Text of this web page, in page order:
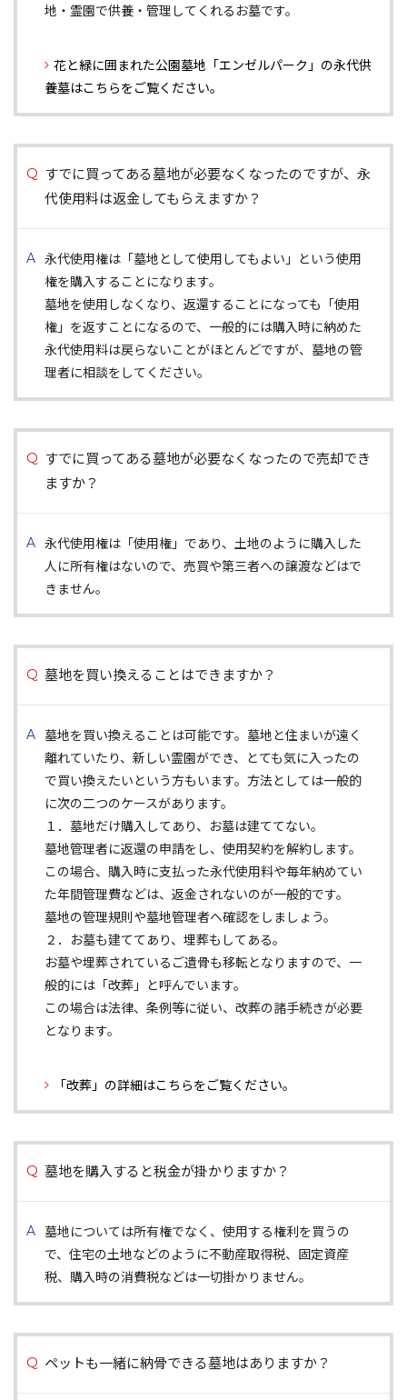
地・霊園で供養・管理してくれるお墓です。
花と緑に囲まれた公園墓地「エンゼルパーク」の永代供
養墓はこちらをご覧ください。
すでに買ってある墓地が必要なくなったのですが、永
代使用料は返金してもらえますか？
永代使用権は「墓地として使用してもよい」という使用
権を購入することになります。
墓地を使用しなくなり、返還することになっても「使用
権」を返すことになるので、一般的には購入時に納めた
永代使用料は戻らないことがほとんどですが、墓地の管
理者に相談をしてください。
すでに買ってある墓地が必要なくなったので売却でき
ますか？
永代使用権は「使用権」であり、土地のように購入した
人に所有権はないので、売買や第三者への譲渡などはで
きません。
墓地を買い換えることはできますか？
墓地を買い換えることは可能です。墓地と住まいが遠く
離れていたり、新しい霊園ができ、とても気に入ったの
で買い換えたいという方もいます。方法としては一般的
に次の二つのケースがあります。
１．墓地だけ購入してあり、お墓は建ててない。
墓地管理者に返還の申請をし、使用契約を解約します。
この場合、購入時に支払った永代使用料や毎年納めてい
た年間管理費などは、返金されないのが一般的です。
墓地の管理規則や墓地管理者へ確認をしましょう。
２．お墓も建ててあり、埋葬もしてある。
お墓や埋葬されているご遺骨も移転となりますので、一
般的には「改葬」と呼んでいます。
この場合は法律、条例等に従い、改葬の諸手続きが必要
となります。
「改葬」の詳細はこちらをご覧ください。
墓地を購入すると税金が掛かりますか？
墓地については所有権でなく、使用する権利を買うの
で、住宅の土地などのように不動産取得税、固定資産
税、購入時の消費税などは一切掛かりません。
ペットも一緒に納骨できる墓地はありますか？